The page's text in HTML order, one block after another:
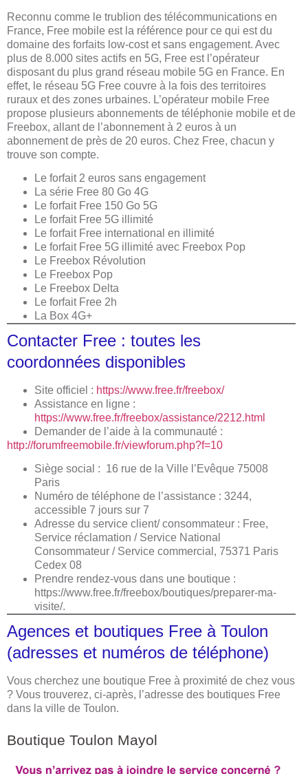
Reconnu comme le trublion des télécommunications en
France, Free mobile est la référence pour ce qui est du
domaine des forfaits low-cost et sans engagement. Avec
plus de 8.000 sites actifs en 5G, Free est l’opérateur
disposant du plus grand réseau mobile 5G en France. En
effet, le réseau 5G Free couvre à la fois des territoires
ruraux et des zones urbaines. L’opérateur mobile Free
propose plusieurs abonnements de téléphonie mobile et de
Freebox, allant de l’abonnement à 2 euros à un
abonnement de près de 20 euros. Chez Free, chacun y
trouve son compte.
Le forfait 2 euros sans engagement
La série Free 80 Go 4G
Le forfait Free 150 Go 5G
Le forfait Free 5G illimité
Le forfait Free international en illimité
Le forfait Free 5G illimité avec Freebox Pop
Le Freebox Révolution
Le Freebox Pop
Le Freebox Delta
Le forfait Free 2h
La Box 4G+
Contacter Free : toutes les
coordonnées disponibles
Site officiel : https://www.free.fr/freebox/
Assistance en ligne :
https://www.free.fr/freebox/assistance/2212.html
Demander de l’aide à la communauté :
http://forumfreemobile.fr/viewforum.php?f=10
Siège social : 16 rue de la Ville l’Evêque 75008
Paris
Numéro de téléphone de l’assistance : 3244,
accessible 7 jours sur 7
Adresse du service client/ consommateur : Free,
Service réclamation / Service National
Consommateur / Service commercial, 75371 Paris
Cedex 08
Prendre rendez-vous dans une boutique :
https://www.free.fr/freebox/boutiques/preparer-ma-
visite/.
Agences et boutiques Free à Toulon
(adresses et numéros de téléphone)
Vous cherchez une boutique Free à proximité de chez vous
? Vous trouverez, ci-après, l’adresse des boutiques Free
dans la ville de Toulon.
Boutique Toulon Mayol